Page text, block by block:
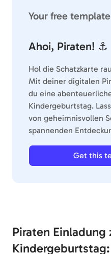
Your free template
Ahoi, Piraten! ⚓️
Hol die Schatzkarte
Mit deiner digitalen
du eine
Kindergeburtstag.
von geheimnisvollen
spannenden
Get this
Piraten Einladung